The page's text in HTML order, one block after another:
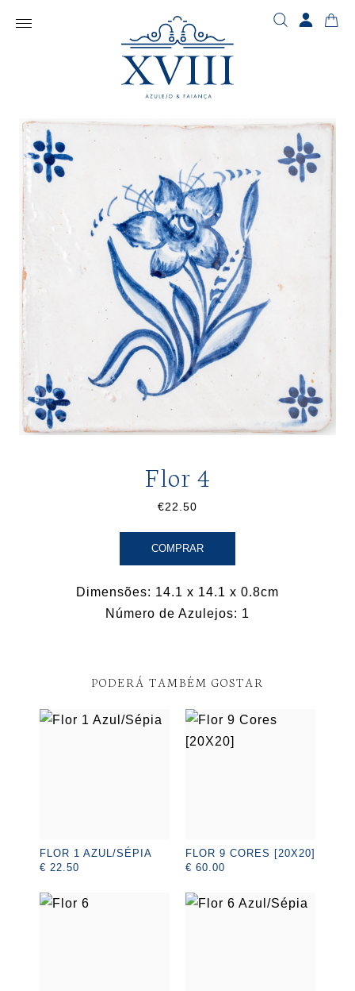
Flor 4
€22.50
COMPRAR
Dimensões: 14.1 x 14.1 x 0.8cm
Número de Azulejos: 1
PODERÁ TAMBÉM GOSTAR
FLOR 1 AZUL/SÉPIA
€ 22.50
FLOR 9 CORES [20X20]
€ 60.00